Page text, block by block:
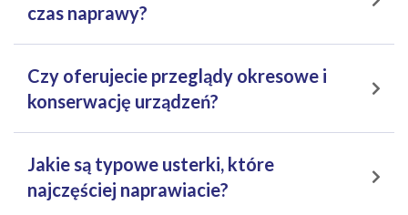
czas naprawy?
Czy oferujecie przeglądy okresowe i
konserwację urządzeń?
Jakie są typowe usterki, które
najczęściej naprawiacie?